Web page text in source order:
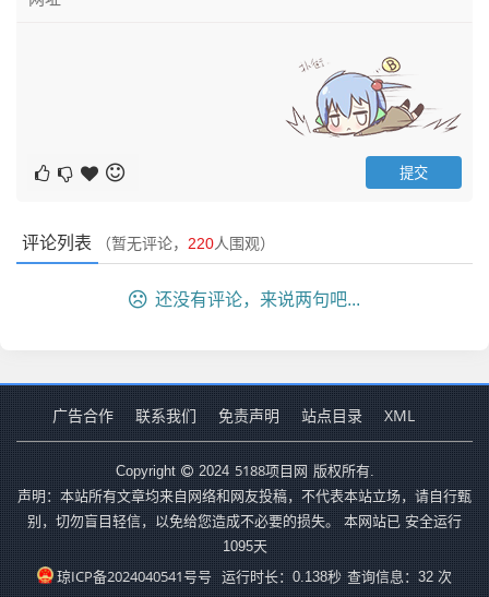
评论列表 （暂无评论， 220人围观）
还没有评论，来说两句吧...
广告合作 联系我们 免责声明 站点目录 XML
Copyright 2024 5188项目网 版权所有.
声明：本站所有文章均来自网络和网友投稿，不代表本站立场，请自行甄
别，切勿盲目轻信，以免给您造成不必要的损失。 本网站已 安全运行
1095天
琼ICP备2024040541号号 运行时长：0.138秒 查询信息：32 次